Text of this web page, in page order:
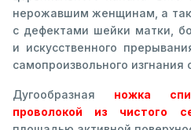
нерожавшим женщинам, а
с дефектами шейки матки,
и искусственного
самопроизвольного изгнания
Дугообразная ножка
проволокой из чистого